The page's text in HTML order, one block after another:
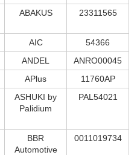
ABAKUS 23311565
AIC
54366
ANDEL
ANRO00045
APlus
11760AP
ASHUKI by
Palidium
PAL54021
BBR
Automotive
0011019734